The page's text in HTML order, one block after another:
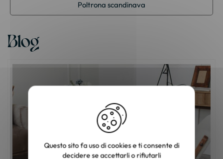
Poltrona scandinava
Blog
Questo sito fa uso di cookies e ti consente di
decidere se accettarli o rifiutarli